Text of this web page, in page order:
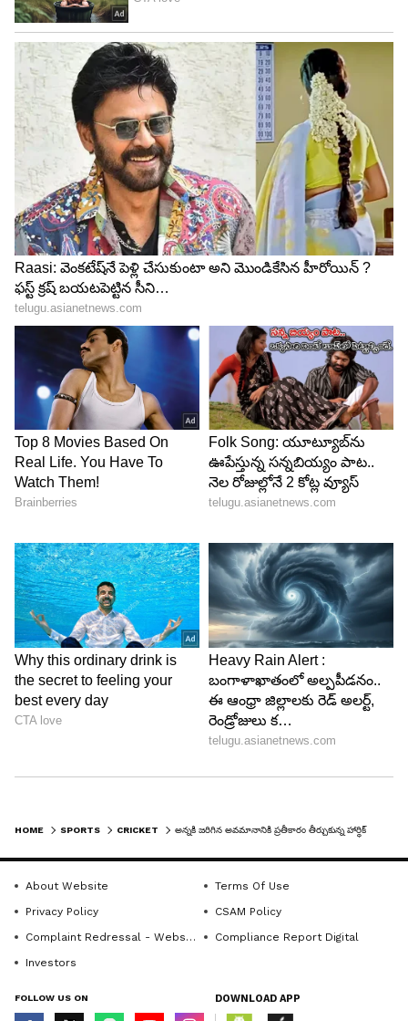
అవకాశం ఉండేది. కనీసం ఐదో బంతికి సింగిల్ తీసినా
ఆఖరి బాల్ ఆడేవాడు కార్తీక్. అయితే దినేశ్ కార్తీక్‌కి స్ట్రైయిక్
ఇవ్వకపోవడానికి మూడేళ్ల క్రితం జరిగిన సంఘటనే
కారణమంటున్నారు క్రికెట్ ఫ్యాన్స్...
9
2019 ఫిబ్రవరిలో న్యూజిలాండ్‌తో టీ20 సిరీస్ ఆడింది
టీమిండియా. ఈ మ్యాచ్‌లో ఆఖరి ఓవర్‌లో విజయానికి 6
బంతుల్లో 16 పరుగులు కావాల్సిన దశలో దినేశ్ కార్తీక్,
కృనాల్ పాండ్యా క్రీజులో ఉన్నారు.
టిమ్ సౌథీ వేసిన ఆఖరి ఓవర్‌ మొదటి బంతికి 2 పరుగులు
తీసిన దినేశ్ కార్తీక్, ఆ తర్వాత రెండు బంతుల్లో కృనాల్
మూడు బంతుల్లో కలిపి 2 పరుగులు మాత్రమే వచ్చాయి.
HOME SPORTS CRICKET
About Website
Terms Of Use
Privacy Policy
CSAM Policy
Complaint Redressal - Website
Compliance Report Digital
Investors
FOLLOW US ON DOWNLOAD APP